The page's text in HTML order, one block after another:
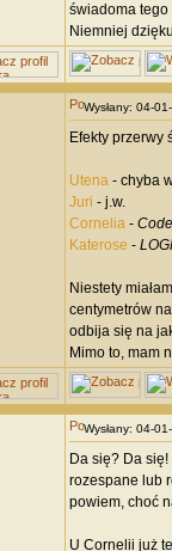
świadoma tego
Niemniej
Wysłany: 04-
Efekty przerwy
Utena- chyba
Juri - j.w.
Cornelia-
Katerose -
Niestety
centymetrów
odbija się na
Mimo to, mam
Wysłany: 04-
Da się? Da
rozespane lub
powiem, choć
U Cornelii już